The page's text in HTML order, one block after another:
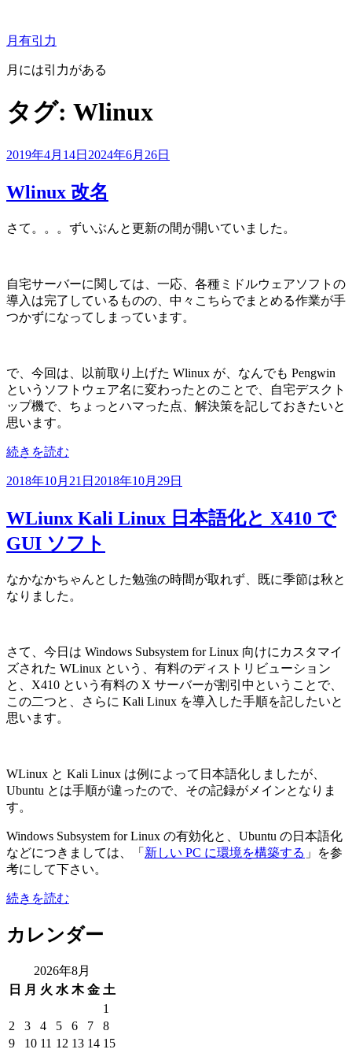
テ
ン
ツ
ス
キ
プ
月有引力
月には引力がある
タグ: Wlinux
投
日:
2019年4月14日 2024年6月26日
Wlinux 改名
さて。。。ずいぶんと更新の間が開いていました。
自宅サーバーに関しては、一応、各種ミドルウェアソフトの
導入は完了しているものの、中々こちらでまとめる作業が手
つかずになってしまっています。
で、今回は、以前取り上げた Wlinux が、なんでも Pengwin
というソフトウェア名に変わったとのことで、自宅デスクト
ップ機で、ちょっとハマった点、解決策を記しておきたいと
思います。
“Wlinux
名”
続きを読む
投
日:
2018年10月21日 2018年10月29日
WLiunx Kali Linux 日本語化と X410 で
GUI ソフト
なかなかちゃんとした勉強の時間が取れず、既に季節は秋と
なりました。
さて、今日は Windows Subsystem for Linux 向けにカスタマイ
ズされた WLinux という、有料のディストリビューション
と、X410 という有料の X サーバーが割引中ということで、
この二つと、さらに Kali Linux を導入した手順を記したいと
思います。
WLinux と Kali Linux は例によって日本語化しましたが、
Ubuntu とは手順が違ったので、その記録がメインとなりま
す。
Windows Subsystem for Linux の有効化と、Ubuntu の日本語化
などにつきましては、「 新しい PC に環境を構築する 」を参
考にして下さい。
“WLiunx
Linux
日
化
X410
で
続きを読む
カレンダー
2026年8月
日
月 火 水 木 金 土
1
2
3 4 5 6 7
8
9
10 11 12 13 14 15